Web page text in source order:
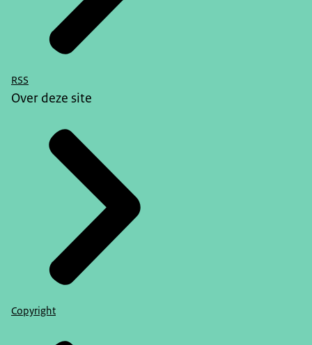
RSS
Over deze site
Copyright